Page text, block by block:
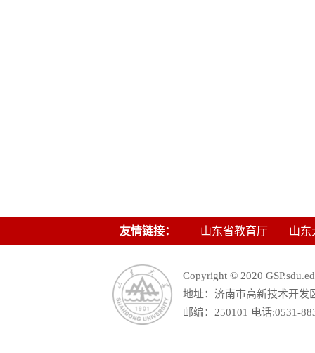
友情链接： 山东省教育厅 山东
Copyright © 2020
地址：济南市高新技术开发
邮编：250101 电话:0531-